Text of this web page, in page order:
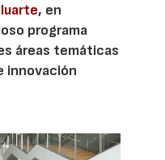
, en
programa
áreas temáticas
innovación